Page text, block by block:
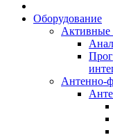
Оборудование
Активные
Антенно-